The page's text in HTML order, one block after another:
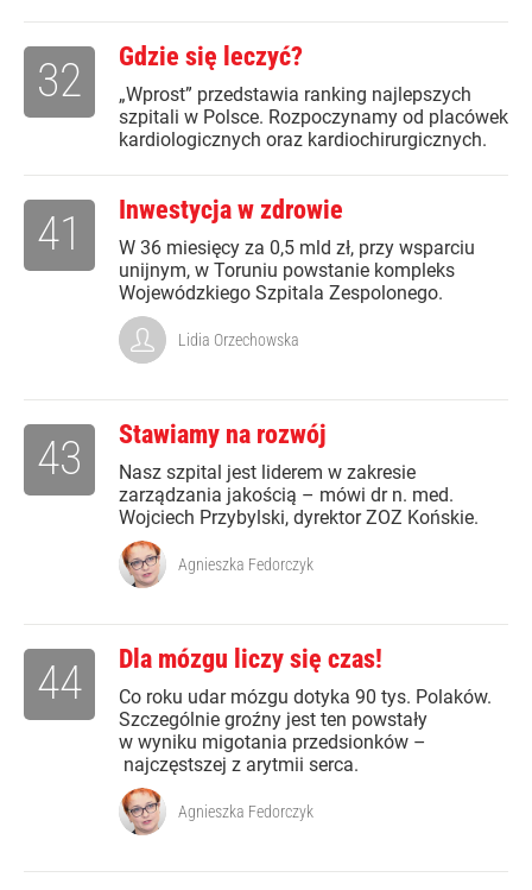
Gdzie się leczyć?
„Wprost” przedstawia ranking najlepszych
szpitali w Polsce. Rozpoczynamy od placówek
kardiologicznych oraz kardiochirurgicznych.
32
Inwestycja w zdrowie
W 36 miesięcy za 0,5 mld zł, przy wsparciu
unijnym, w Toruniu powstanie kompleks
Wojewódzkiego Szpitala Zespolonego.
41
Lidia Orzechowska
Stawiamy na rozwój
Nasz szpital jest liderem w zakresie
zarządzania jakością – mówi dr n. med.
Wojciech Przybylski, dyrektor ZOZ Końskie.
43
Agnieszka Fedorczyk
Dla mózgu liczy się czas!
Co roku udar mózgu dotyka 90 tys. Polaków.
Szczególnie groźny jest ten powstały
w wyniku migotania przedsionków –
najczęstszej z arytmii serca.
44
Agnieszka Fedorczyk